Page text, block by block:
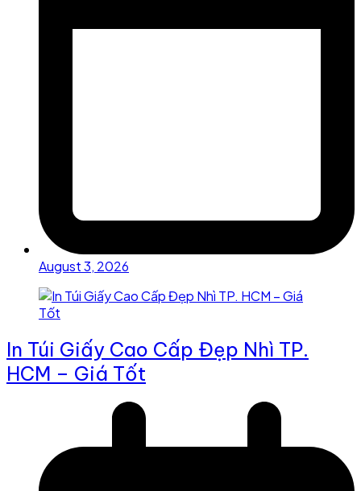
August 3, 2026
In Túi Giấy Cao Cấp Đẹp Nhì TP.
HCM – Giá Tốt